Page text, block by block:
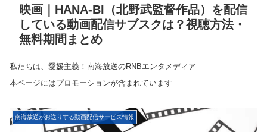
映画｜HANA-BI（北野武監督作品）を配信
している動画配信サブスクは？視聴方法・
無料期間まとめ
私たちは、愛媛主義！南海放送のRNBエンタメディア
本ページにはプロモーションが含まれています
南海放送がお送りする動画配信サービス情報